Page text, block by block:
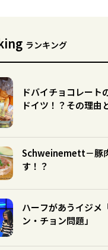
ランキング
ドバイチョコレート
ドイツ！？その理由
Schweinemett－豚
す！？
ハーフがあうイジメ
ン・チョン問題」